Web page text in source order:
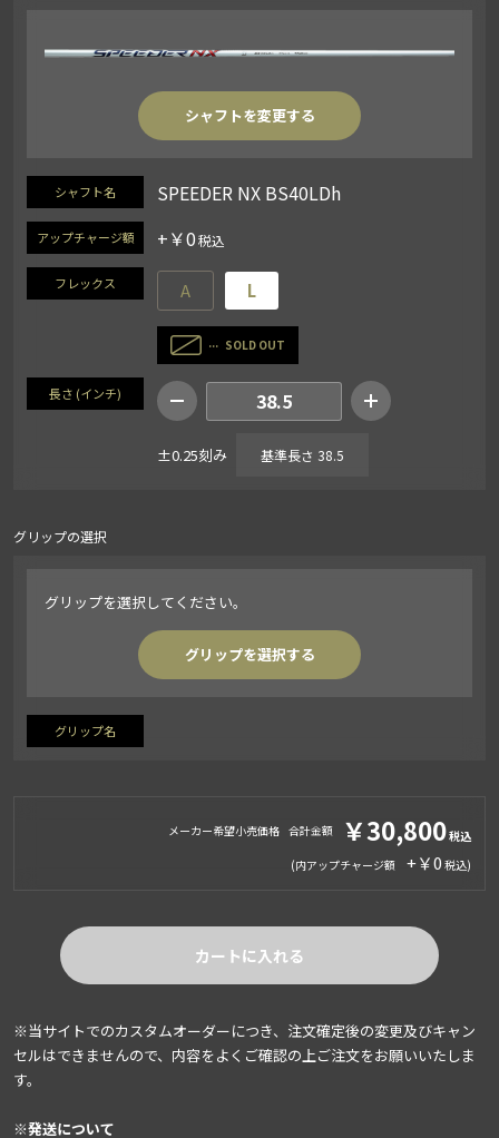
シャフトを変更する
シャフト名 SPEEDER NX BS40LDh
アップチャージ額 +￥0
フレックス A L
SOLD OUT
長さ (インチ) 38.5
±0.25刻み 基準長さ 38.5
グリップの選択
グリップを選択してください。
グリップを選択する
グリップ名
メーカー希望小売価格 合計金額 ￥30,800
(内アップチャージ額 +￥0 )
カートに入れる
※当サイトでのカスタムオーダーにつき、注文確定後の変更及びキャン
セルはできませんので、内容をよくご確認の上ご注文をお願いいたしま
す。
※発送について